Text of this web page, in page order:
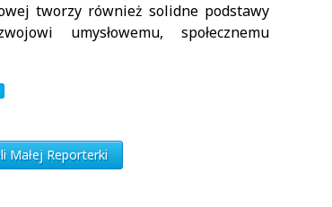
tworzy również solidne podstawy
umysłowemu, społecznemu
Małej Reporterki